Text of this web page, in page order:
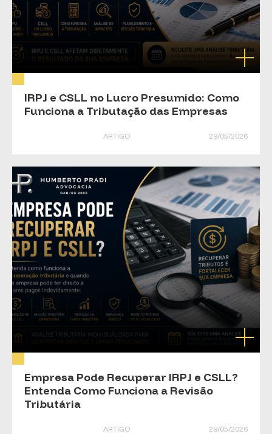
IRPJ e CSLL no Lucro Presumido: Como
Funciona a Tributação das Empresas
ARTIGO 29/05/2026
Empresa Pode Recuperar IRPJ e CSLL?
Entenda Como Funciona a Revisão
Tributária
ARTIGO 29/05/2026